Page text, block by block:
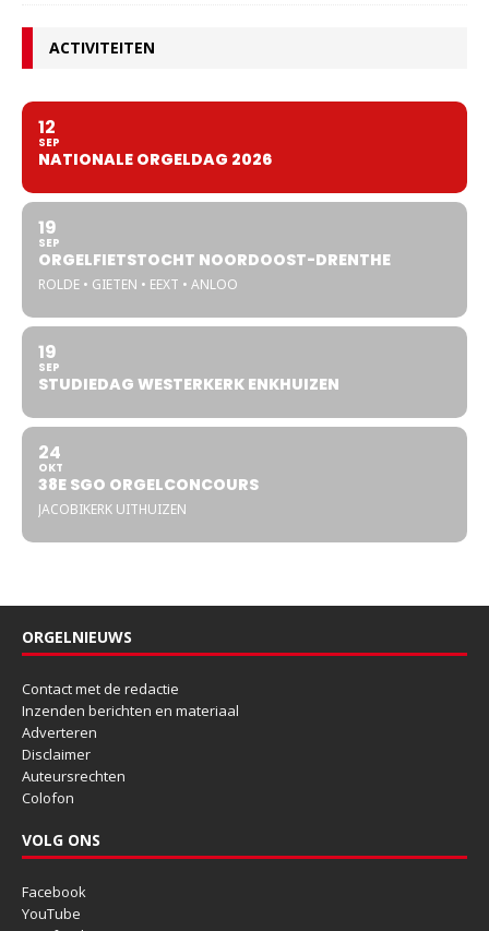
ACTIVITEITEN
12
SEP
NATIONALE ORGELDAG 2026
19
SEP
ORGELFIETSTOCHT NOORDOOST-DRENTHE
ROLDE • GIETEN • EEXT • ANLOO
19
SEP
STUDIEDAG WESTERKERK ENKHUIZEN
24
OKT
38E SGO ORGELCONCOURS
JACOBIKERK UITHUIZEN
ORGELNIEUWS
Contact met de redactie
Inzenden berichten en materiaal
Adverteren
Disclaimer
Auteursrechten
Colofon
VOLG ONS
Facebook
YouTube